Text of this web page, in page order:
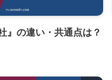
』の違い・共通点は？